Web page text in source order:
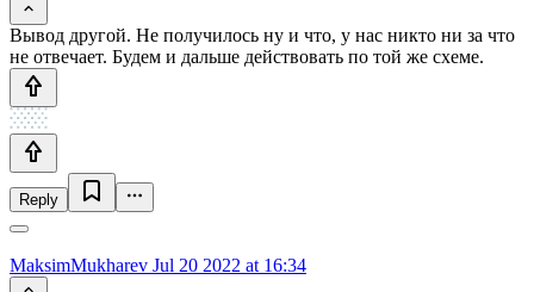
Вывод другой. Не получилось ну и что, у нас никто ни за что
не отвечает. Будем и дальше действовать по той же схеме.
Reply
MaksimMukharev Jul 20 2022 at 16:34